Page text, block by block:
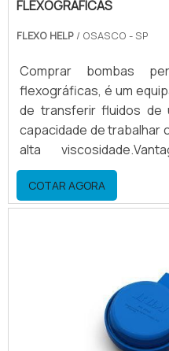
FLEXOGRÁFICAS
FLEXO HELP / OSASCO - SP
Comprar bombas
flexográficas, é um
de transferir fluidos
capacidade de trabalhar
alta
equipamento Economia de tinta e solventes; Agilidade
na limpeza;
outros.Demais
peristáltica, tem uma
COTAR AGORA